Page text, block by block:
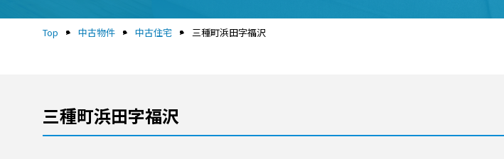
Top 中古物件 中古住宅 三種町浜田字福沢
三種町浜田字福沢